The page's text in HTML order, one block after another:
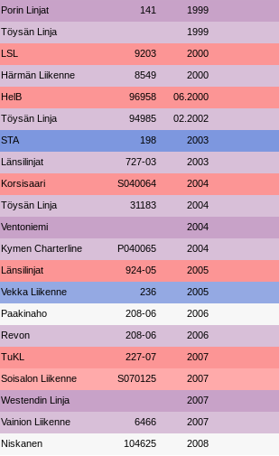
Porin Linjat 141 1999
Töysän Linja 1999
LSL 9203 2000
Härmän Liikenne 8549 2000
HelB 96958 06.2000
Töysän Linja 94985 02.2002
STA 198 2003
Länsilinjat 727-03 2003
Korsisaari S040064 2004
Töysän Linja 31183 2004
Ventoniemi 2004
Kymen Charterline P040065 2004
Länsilinjat 924-05 2005
Vekka Liikenne 236 2005
Paakinaho 208-06 2006
Revon 208-06 2006
TuKL 227-07 2007
Soisalon Liikenne S070125 2007
Westendin Linja 2007
Vainion Liikenne 6466 2007
Niskanen 104625 2008